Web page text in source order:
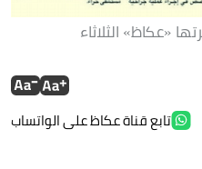
«عكاظ» الثلاثاء
تابع قناة عكاظ على الواتساب